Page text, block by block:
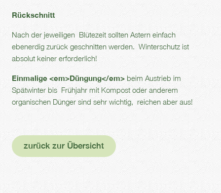
Rückschnitt
Nach der jeweiligen Blütezeit sollten Astern einfach
ebenerdig zurück geschnitten werden. Winterschutz ist
absolut keiner erforderlich!
Einmalige <em>Düngung</em> beim Austrieb im
Spätwinter bis Frühjahr mit Kompost oder anderem
organischen Dünger sind sehr wichtig, reichen aber aus!
zurück zur Übersicht